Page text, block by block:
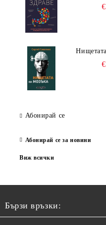
Абонирай се
Абонирай се за новини
Виж всички
Бързи връзки: